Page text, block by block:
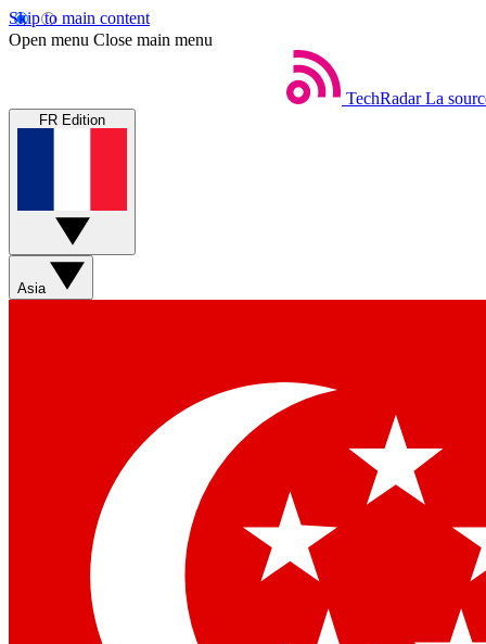
Skip to main content
Open menu Close main menu
TechRadar La
FR Edition
Asia